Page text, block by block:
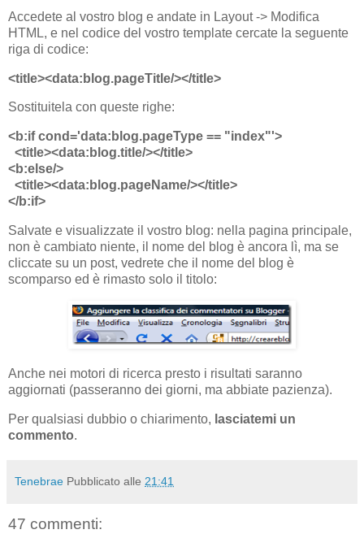
Accedete al vostro blog e andate in Layout -> Modifica
HTML, e nel codice del vostro template cercate la seguente
riga di codice:
<title><data:blog.pageTitle/></title>
Sostituitela con queste righe:
<b:if cond='data:blog.pageType == "index"'>
<title><data:blog.title/></title>
<b:else/>
<title><data:blog.pageName/></title>
</b:if>
Salvate e visualizzate il vostro blog: nella pagina principale,
non è cambiato niente, il nome del blog è ancora lì, ma se
cliccate su un post, vedrete che il nome del blog è
scomparso ed è rimasto solo il titolo:
Anche nei motori di ricerca presto i risultati saranno
aggiornati (passeranno dei giorni, ma abbiate pazienza).
Per qualsiasi dubbio o chiarimento, lasciatemi un
commento.
Tenebrae Pubblicato alle 21:41
47 commenti: